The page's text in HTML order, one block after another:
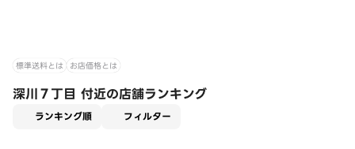
標準送料とは お店価格とは
深川７丁目 付近の店舗ランキング
ランキング順 フィルター